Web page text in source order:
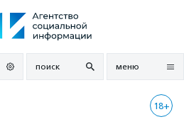
поиск меню
18+